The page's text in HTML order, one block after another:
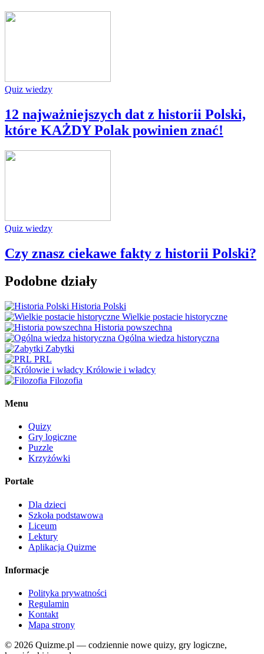
Quiz wiedzy
12 najważniejszych dat z historii Polski,
które KAŻDY Polak powinien znać!
Quiz wiedzy
Czy znasz ciekawe fakty z historii Polski?
Podobne działy
Historia Polski
Wielkie postacie historyczne
Historia powszechna
Ogólna wiedza historyczna
Zabytki
PRL
Królowie i władcy
Filozofia
Menu
Quizy
Gry logiczne
Puzzle
Krzyżówki
Portale
Dla dzieci
Szkoła podstawowa
Liceum
Lektury
Aplikacja Quizme
Informacje
Polityka prywatności
Regulamin
Kontakt
Mapa strony
© 2026 Quizme.pl — codziennie nowe quizy, gry logiczne,